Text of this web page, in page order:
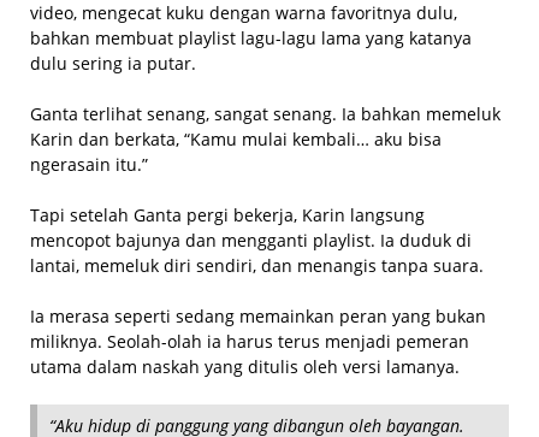
video, mengecat kuku dengan warna favoritnya dulu,
bahkan membuat playlist lagu-lagu lama yang katanya
dulu sering ia putar.
Ganta terlihat senang, sangat senang. Ia bahkan memeluk
Karin dan berkata, “Kamu mulai kembali… aku bisa
ngerasain itu.”
Tapi setelah Ganta pergi bekerja, Karin langsung
mencopot bajunya dan mengganti playlist. Ia duduk di
lantai, memeluk diri sendiri, dan menangis tanpa suara.
Ia merasa seperti sedang memainkan peran yang bukan
miliknya. Seolah-olah ia harus terus menjadi pemeran
utama dalam naskah yang ditulis oleh versi lamanya.
“Aku hidup di panggung yang dibangun oleh bayangan.